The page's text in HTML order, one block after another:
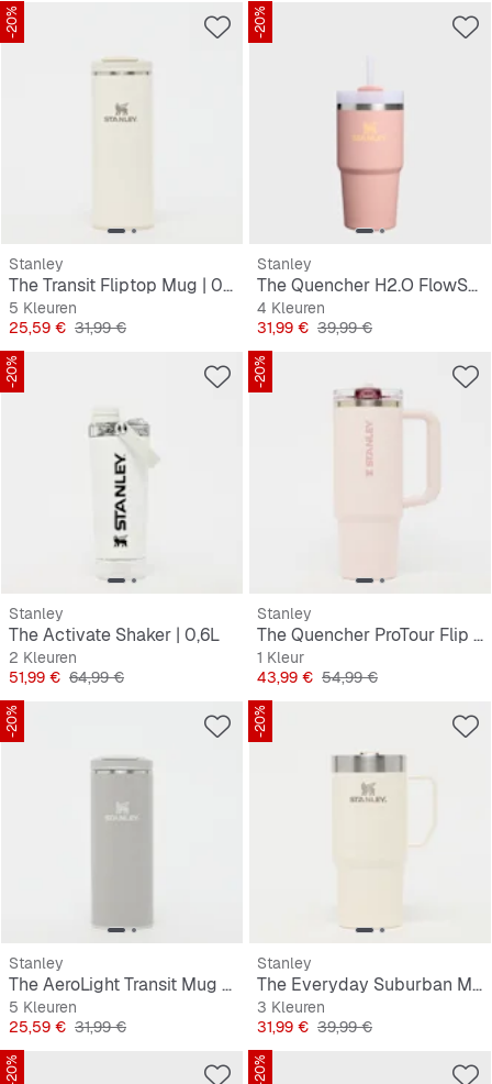
-20%
Stanley
The Transit Fliptop Mug | 0,35L
5 Kleuren
Prijs
25,59 € Originele Prijs
31,99 €
-20%
Stanley
The Quencher H2.O FlowState Tumbler | 0,6L
4 Kleuren
Prijs
31,99 € Originele Prijs
39,99 €
-20%
Stanley
The Activate Shaker | 0,6L
2 Kleuren
Prijs
51,99 € Originele Prijs
64,99 €
-20%
Stanley
The Quencher ProTour Flip Straw Tumbler | 0,9L
1 Kleur
Prijs
43,99 € Originele Prijs
54,99 €
-20%
Stanley
The AeroLight Transit Mug | 0,35L
5 Kleuren
Prijs
25,59 € Originele Prijs
31,99 €
-20%
Stanley
The Everyday Suburban Mug | 0,47L
3 Kleuren
Prijs
31,99 € Originele Prijs
39,99 €
-20% -20%